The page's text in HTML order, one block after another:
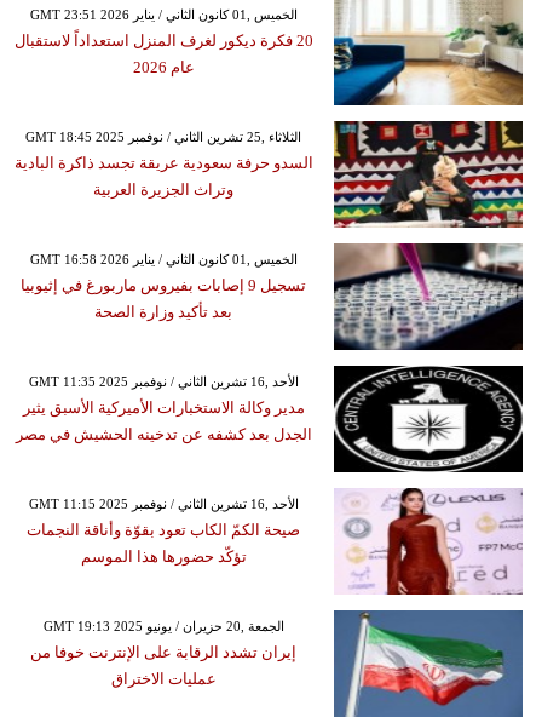
GMT 23:51 2026 الخميس ,01 كانون الثاني / يناير
20 فكرة ديكور لغرف المنزل استعداداً لاستقبال
عام 2026
GMT 18:45 2025 الثلاثاء ,25 تشرين الثاني / نوفمبر
السدو حرفة سعودية عريقة تجسد ذاكرة البادية
وتراث الجزيرة العربية
GMT 16:58 2026 الخميس ,01 كانون الثاني / يناير
تسجيل 9 إصابات بفيروس ماربورغ في إثيوبيا
بعد تأكيد وزارة الصحة
GMT 11:35 2025 الأحد ,16 تشرين الثاني / نوفمبر
مدير وكالة الاستخبارات الأميركية الأسبق يثير
الجدل بعد كشفه عن تدخينه الحشيش في مصر
GMT 11:15 2025 الأحد ,16 تشرين الثاني / نوفمبر
صيحة الكمّ الكاب تعود بقوّة وأناقة النجمات
تؤكّد حضورها هذا الموسم
GMT 19:13 2025 الجمعة ,20 حزيران / يونيو
إيران تشدد الرقابة على الإنترنت خوفا من
عمليات الاختراق